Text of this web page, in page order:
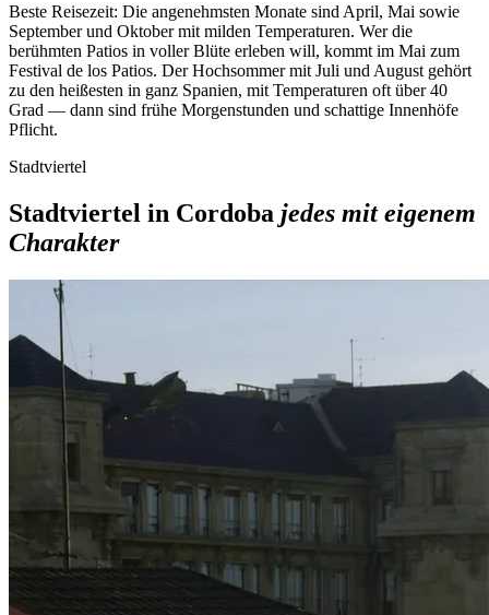
Beste Reisezeit: Die angenehmsten Monate sind April, Mai sowie
September und Oktober mit milden Temperaturen. Wer die
berühmten Patios in voller Blüte erleben will, kommt im Mai zum
Festival de los Patios. Der Hochsommer mit Juli und August gehört
zu den heißesten in ganz Spanien, mit Temperaturen oft über 40
Grad — dann sind frühe Morgenstunden und schattige Innenhöfe
Pflicht.
Stadtviertel
Stadtviertel in Cordoba jedes mit eigenem
Charakter